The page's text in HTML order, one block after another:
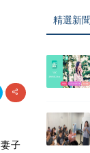
子
精選新